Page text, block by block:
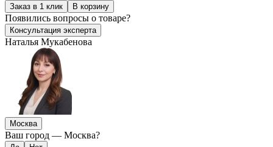
Заказ в 1 клик В корзину
Появились вопросы о товаре?
Консультация эксперта
Наталья Мукабенова
Москва
Ваш город — Москва?